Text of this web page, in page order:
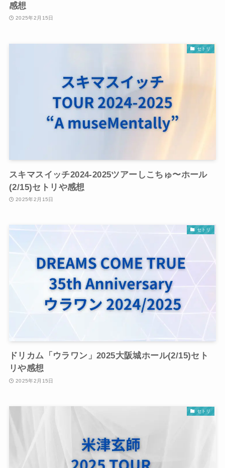
感想
2025年2月15日
セトリ
スキマスイッチ2024-2025ツアーしこちゅ〜ホール
(2/15)セトリや感想
2025年2月15日
セトリ
ドリカム「ウラワン」2025大阪城ホール(2/15)セト
リや感想
2025年2月15日
セトリ